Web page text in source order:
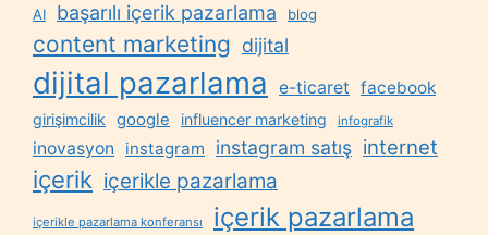
AI başarılı içerik pazarlama blog
content marketing dijital
dijital pazarlama e-ticaret facebook
girişimcilik google influencer marketing infografik
inovasyon instagram instagram satış internet
içerik içerikle pazarlama
içerikle pazarlama konferansı içerik pazarlama